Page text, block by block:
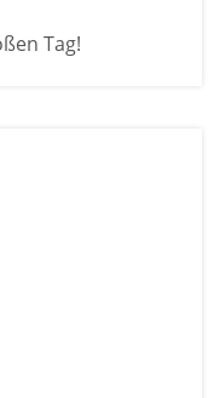
Tag!